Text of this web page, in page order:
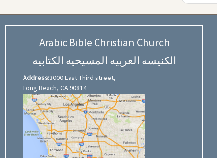
Arabic Bible Christian Church
الكنيسة العربية المسيحية الكتابية
Address:3000 East Third street,
Long Beach, CA 90814